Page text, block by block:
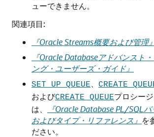
ューできません。
関連項目:
『Oracle Streams概要および管理』
『Oracle Databaseアドバンスト
ング・ユーザーズ・ガイド』
SET_UP_QUEUE
およびCREATE_QUEUEプロシー
は、
『Oracle Database PL/SQL
およびタイプ・リファレンス』 を
ださい。